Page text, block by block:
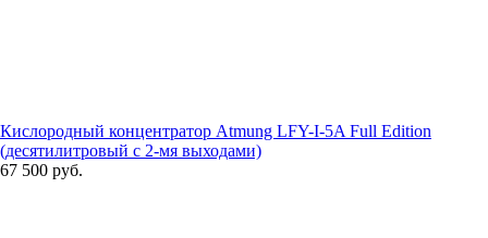
Кислородный концентратор Atmung LFY-I-5A Full Edition
(десятилитровый с 2-мя выходами)
67 500 руб.